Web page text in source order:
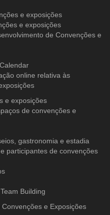
e exposições
e exposições
de Convenções e
online relativa às
e exposições
de convenções e
gastronomia e estadia
participantes de convenções
Building
e Exposições